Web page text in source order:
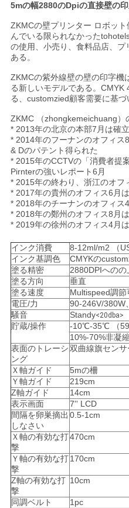
絡
し
な
さ
い
ニ
ュ
ー
ス
場
合
引
用
を
要
求
し
な
さ
5mの幅2880のDpiの直接壁の
ZKMCの壁プリンター ロボッ
んでいる限られなかった
の使用、小売り、食料品店、
ある。
ZKMCの紫外線壁の壁の印字機
る新しいモデルである。CMYK
る、customzied顧客需要に基づ
ZKMC （zhongkemeichuang）
* 2013年の北京の本部7月は確
* 2014年のフーナンのオフィス
& Dのパテント得られた
* 2015年のCCTVの「消費者提
Pirnterの強いレポート6月
* 2015年の終わり、浙江のオフ
* 2017年の貴州のオフィス6月
* 2018年のチーナンのオフィス
* 2018年の鄭州のオフィス8月
* 2019年の徐州のオフィス4月
インク消費
8-12ml/m2 （
インク基調色
CMYKの
塗る精密
2880DPIへのの
塗る方向
垂直
塗る速度
Multispeed調
電圧/力
90-246V/380W
騒音
Standy<20dba>
貯蔵/操作
-10℃-35℃ （
10%-70%非凝
表面のトレーシ
ング
双曲線旗セン
Ｘ軸ガイド
5mの柵
Ｙ軸ガイド
219cm
Z軸ガイド
14cm
表示画面
7'' LCD
間隔を卵巣摘出
しなさい
0.5-1cm
Ｘ軸の有効な打
撃
470cm
Ｙ軸の有効な打
撃
170cm
Z軸の有効な打
撃
10cm
同調ベルト
1pc